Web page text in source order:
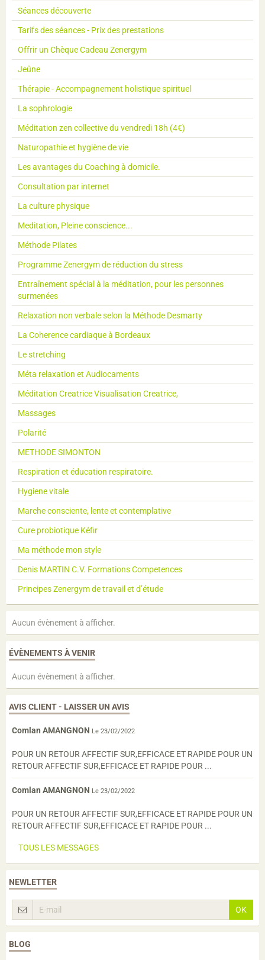
Séances découverte
Tarifs des séances - Prix des prestations
Offrir un Chèque Cadeau Zenergym
Jeûne
Thérapie - Accompagnement holistique spirituel
La sophrologie
Méditation zen collective du vendredi 18h (4€)
Naturopathie et hygiène de vie
Les avantages du Coaching à domicile.
Consultation par internet
La culture physique
Meditation, Pleine conscience...
Méthode Pilates
Programme Zenergym de réduction du stress
Entraînement spécial à la méditation, pour les personnes
surmenées
Relaxation non verbale selon la Méthode Desmarty
La Coherence cardiaque à Bordeaux
Le stretching
Méta relaxation et Audiocaments
Méditation Creatrice Visualisation Creatrice,
Massages
Polarité
METHODE SIMONTON
Respiration et éducation respiratoire.
Hygiene vitale
Marche consciente, lente et contemplative
Cure probiotique Kéfir
Ma méthode mon style
Denis MARTIN C.V. Formations Competences
Principes Zenergym de travail et d’étude
Aucun évènement à afficher.
ÉVÈNEMENTS À VENIR
Aucun évènement à afficher.
AVIS CLIENT - LAISSER UN AVIS
Comlan AMANGNON Le 23/02/2022
POUR UN RETOUR AFFECTIF SUR,EFFICACE ET RAPIDE POUR UN
RETOUR AFFECTIF SUR,EFFICACE ET RAPIDE POUR ...
Comlan AMANGNON Le 23/02/2022
POUR UN RETOUR AFFECTIF SUR,EFFICACE ET RAPIDE POUR UN
RETOUR AFFECTIF SUR,EFFICACE ET RAPIDE POUR ...
TOUS LES MESSAGES
NEWLETTER
OK
BLOG